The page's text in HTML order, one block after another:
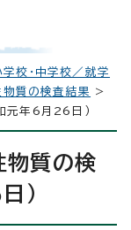
学校・中学校／就学
質の検査結果
>
元年6月26日）
物質の検
）